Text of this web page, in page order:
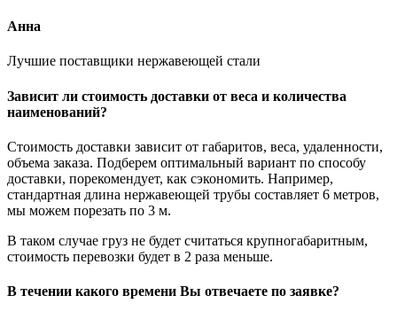
Анна
Лучшие поставщики нержавеющей стали
Зависит ли стоимость доставки от веса и количества
наименований?
Стоимость доставки зависит от габаритов, веса, удаленности,
объема заказа. Подберем оптимальный вариант по способу
доставки, порекомендует, как сэкономить. Например,
стандартная длина нержавеющей трубы составляет 6 метров,
мы можем порезать по 3 м.
В таком случае груз не будет считаться крупногабаритным,
стоимость перевозки будет в 2 раза меньше.
В течении какого времени Вы отвечаете по заявке?